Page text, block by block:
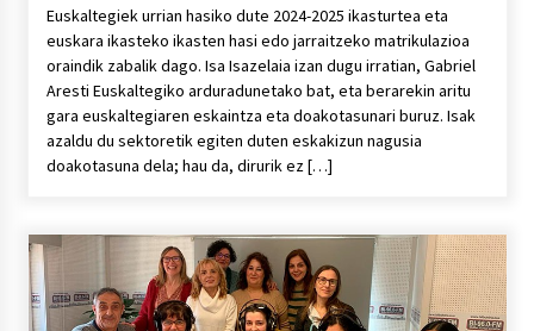
Euskaltegiek urrian hasiko dute 2024-2025 ikasturtea eta
euskara ikasteko ikasten hasi edo jarraitzeko matrikulazioa
oraindik zabalik dago. Isa Isazelaia izan dugu irratian, Gabriel
Aresti Euskaltegiko arduradunetako bat, eta berarekin aritu
gara euskaltegiaren eskaintza eta doakotasunari buruz. Isak
azaldu du sektoretik egiten duten eskakizun nagusia
doakotasuna dela; hau da, dirurik ez […]